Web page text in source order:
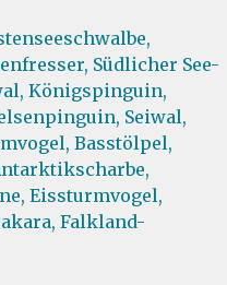
Südlicher See-
Königspinguin,
Seiwal,
Basstölpel,
Eissturmvogel,
Falkland-